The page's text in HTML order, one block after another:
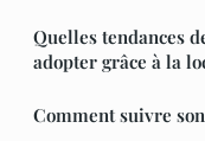
Quelles tendances
adopter grâce à la
Comment suivre